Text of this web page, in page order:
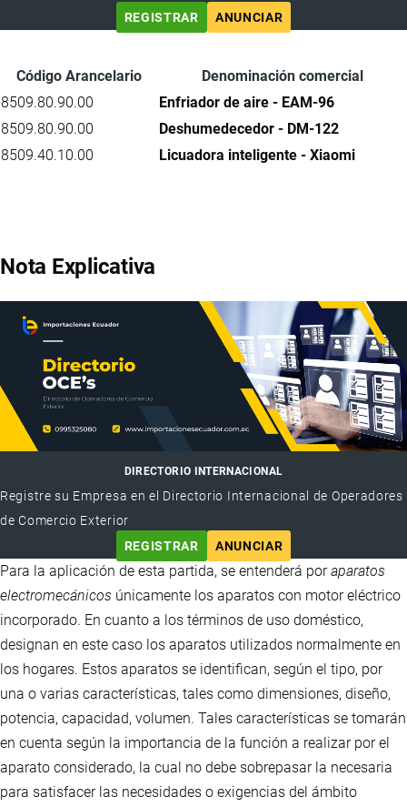
REGISTRAR
ANUNCIAR
Código Arancelario
Denominación comercial
8509.80.90.00
Enfriador de aire - EAM-96
8509.80.90.00
Deshumedecedor - DM-122
8509.40.10.00
Licuadora inteligente - Xiaomi
Nota Explicativa
DIRECTORIO INTERNACIONAL
Registre su Empresa en el Directorio Internacional de Operadores
de Comercio Exterior
REGISTRAR
ANUNCIAR
Para la aplicación de esta partida, se entenderá poraparatos
electromecánicos únicamente los aparatos con motor eléctrico
incorporado. En cuanto a los términos de uso doméstico,
designan en este caso los aparatos utilizados normalmente en
los hogares. Estos aparatos se identifican, según el tipo, por
una o varias características, tales como dimensiones, diseño,
potencia, capacidad, volumen. Tales características se tomarán
en cuenta según la importancia de la función a realizar por el
aparato considerado, la cual no debe sobrepasar la necesaria
para satisfacer las necesidades o exigencias del ámbito